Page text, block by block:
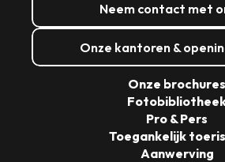
Neem contact met
Onze kantoren &
Onze brochures
Pro & Pers
Toegankelijk
Aanwerving